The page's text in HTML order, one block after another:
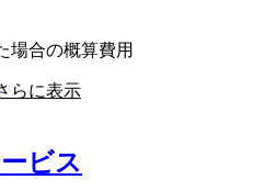
場合の概算費用
らに表示
ビス